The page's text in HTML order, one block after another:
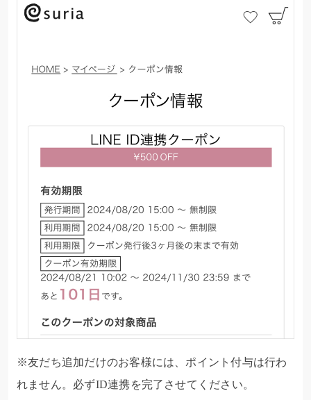
※友だち追加だけのお客様には、ポイント付与は行わ
れません。必ずID連携を完了させてください。